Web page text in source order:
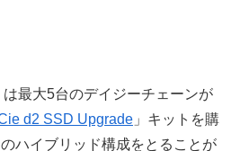
最大5台のデイジーチェーンが
d2 SSD Upgrade 」キットを購
ハイブリッド構成をとることが